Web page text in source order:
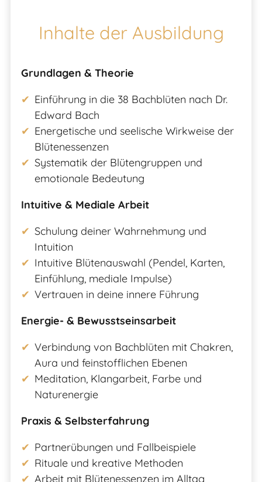
Inhalte der Ausbildung
Grundlagen & Theorie
Einführung in die 38 Bachblüten nach Dr.
Edward Bach
Energetische und seelische Wirkweise der
Blütenessenzen
Systematik der Blütengruppen und
emotionale Bedeutung
Intuitive & Mediale Arbeit
Schulung deiner Wahrnehmung und
Intuition
Intuitive Blütenauswahl (Pendel, Karten,
Einfühlung, mediale Impulse)
Vertrauen in deine innere Führung
Energie- & Bewusstseinsarbeit
Verbindung von Bachblüten mit Chakren,
Aura und feinstofflichen Ebenen
Meditation, Klangarbeit, Farbe und
Naturenergie
Praxis & Selbsterfahrung
Partnerübungen und Fallbeispiele
Rituale und kreative Methoden
Arbeit mit Blütenessenzen im Alltag